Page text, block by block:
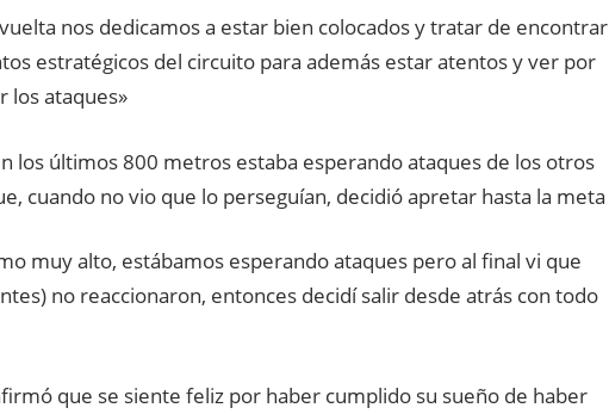
nos dedicamos a estar bien colocados y tratar de encontrar
estratégicos del circuito para además estar atentos y ver por
los ataques»
los últimos 800 metros estaba esperando ataques de los otros
cuando no vio que lo perseguían, decidió apretar hasta la meta
muy alto, estábamos esperando ataques pero al final vi que
no reaccionaron, entonces decidí salir desde atrás con todo
que se siente feliz por haber cumplido su sueño de haber